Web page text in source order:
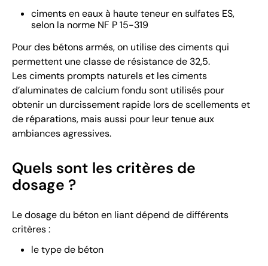
ciments en eaux à haute teneur en sulfates ES,
selon la norme NF P 15-319
Pour des bétons armés, on utilise des ciments qui
permettent une classe de résistance de 32,5.
Les ciments prompts naturels et les ciments
d’aluminates de calcium fondu sont utilisés pour
obtenir un durcissement rapide lors de scellements et
de réparations, mais aussi pour leur tenue aux
ambiances agressives.
Quels sont les critères de
dosage ?
Le dosage du béton en liant dépend de différents
critères :
le type de béton